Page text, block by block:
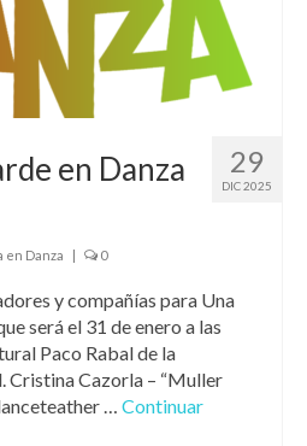
29
DIC 2025
en Danza
en Danza | 0
y compañías para Una
será el 31 de enero a las
Paco Rabal de la
Cristina Cazorla – “Muller
… Continuar